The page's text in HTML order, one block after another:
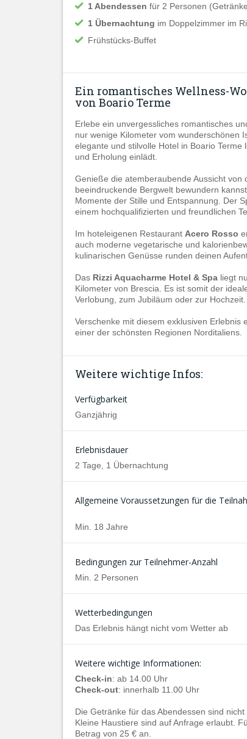
1 Abendessen für 2 Personen
1 Übernachtung im Doppelzimmer im
Frühstücks-Buffet
Ein romantisches Wellness-
von Boario Terme
Erlebe ein unvergessliches romantisches
nur wenige Kilometer vom wunderschönen
elegante und stilvolle Hotel in Boario
und Erholung einlädt.
Genieße die atemberaubende Aussicht von
beeindruckende Bergwelt bewundern
Momente der Stille und Entspannung. Der
einem hochqualifizierten und freundlichen
Im hoteleigenen Restaurant Acero Rosso
auch moderne vegetarische und
kulinarischen Genüsse runden deinen
Das Rizzi Aquacharme Hotel & Spa liegt
Kilometer von Brescia. Es ist somit der
Verlobung, zum Jubiläum oder zur Hochzeit.
Verschenke mit diesem exklusiven Erlebnis
einer der schönsten Regionen Norditaliens.
Weitere wichtige Infos:
Verfügbarkeit
Ganzjährig
Erlebnisdauer
2 Tage, 1 Übernachtung
Allgemeine Voraussetzungen für die
Min. 18 Jahre
Bedingungen zur Teilnehmer-Anzahl
Min. 2 Personen
Wetterbedingungen
Das Erlebnis hängt nicht vom Wetter ab
Weitere wichtige Informationen:
Check-in: ab 14.00 Uhr
Check-out: innerhalb 11.00 Uhr
Die Getränke für das Abendessen sind
Kleine Haustiere sind auf Anfrage erlaubt.
Betrag von 25 € an.